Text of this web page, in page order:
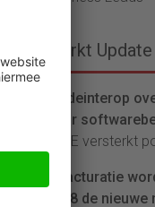
Markt Update
Tradeinterop
door
4CEE versterkt
E-facturatie
2028 de nieuwe